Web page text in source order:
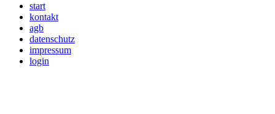
start
kontakt
agb
datenschutz
impressum
login